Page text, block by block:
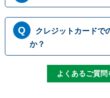
に、無料でお見積
ます。もしお見積
合も、キャンセル料
ん。お見積り内容に
ければ作業を行う
心してまずはご相
365日営業しており
始いつでも対応可
金は発生しません。
クレジットカードで
か？
クレジットカード
r、JCBカードから
よくあるご質問